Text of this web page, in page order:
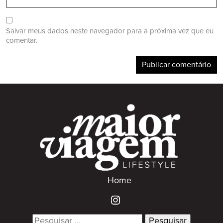
Salvar meus dados neste navegador para a próxima vez que eu
comentar.
Home
Search